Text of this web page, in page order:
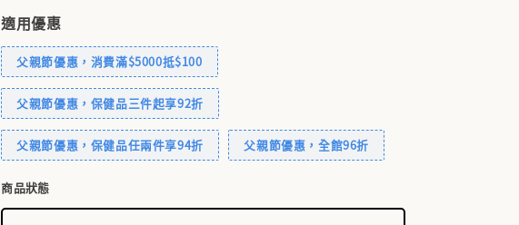
適用優惠
父親節優惠，消費滿$5000抵$100
父親節優惠，保健品三件起享92折
父親節優惠，保健品任兩件享94折 父親節優惠，全館96折
商品狀態